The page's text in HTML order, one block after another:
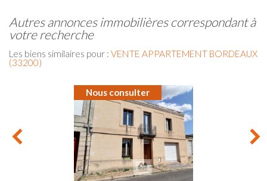
autres annonces immobilières correspondant à
votre recherche
Les biens similaires pour : VENTE APPARTEMENT BORDEAUX
(33200)
Nous consulter